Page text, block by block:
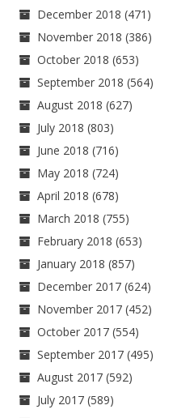
December 2018 (471)
November 2018 (386)
October 2018 (653)
September 2018 (564)
August 2018 (627)
July 2018 (803)
June 2018 (716)
May 2018 (724)
April 2018 (678)
March 2018 (755)
February 2018 (653)
January 2018 (857)
December 2017 (624)
November 2017 (452)
October 2017 (554)
September 2017 (495)
August 2017 (592)
July 2017 (589)